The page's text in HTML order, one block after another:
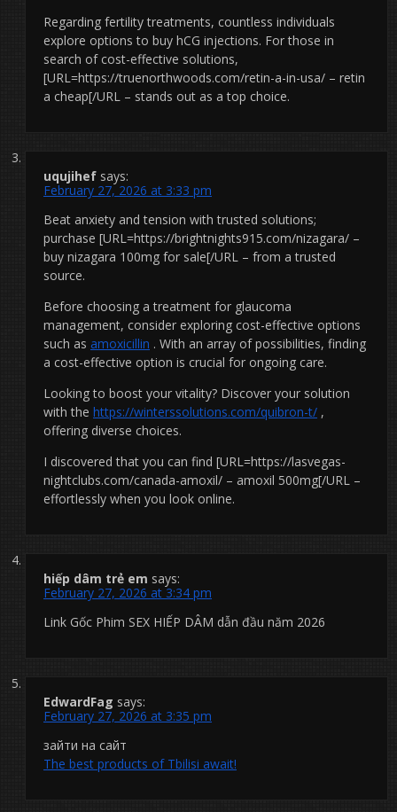
Regarding fertility treatments, countless individuals
explore options to buy hCG injections. For those in
search of cost-effective solutions,
[URL=https://truenorthwoods.com/retin-a-in-usa/ – retin
a cheap[/URL – stands out as a top choice.
uqujihef says:
February 27, 2026 at 3:33 pm
Beat anxiety and tension with trusted solutions;
purchase [URL=https://brightnights915.com/nizagara/ –
buy nizagara 100mg for sale[/URL – from a trusted
source.
Before choosing a treatment for glaucoma
management, consider exploring cost-effective options
such as amoxicillin . With an array of possibilities, finding
a cost-effective option is crucial for ongoing care.
Looking to boost your vitality? Discover your solution
with the https://winterssolutions.com/quibron-t/ ,
offering diverse choices.
I discovered that you can find [URL=https://lasvegas-
nightclubs.com/canada-amoxil/ – amoxil 500mg[/URL –
effortlessly when you look online.
hiếp dâm trẻ em says:
February 27, 2026 at 3:34 pm
Link Gốc Phim SEX HIẾP DÂM dẫn đầu năm 2026
EdwardFag says:
February 27, 2026 at 3:35 pm
зайти на сайт
The best products of Tbilisi await!